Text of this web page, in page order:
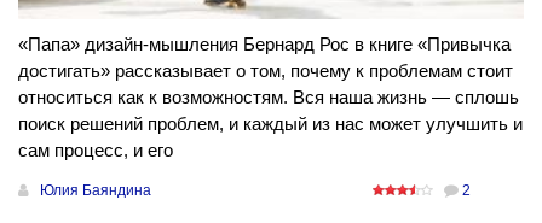
«Папа» дизайн-мышления Бернард Рос в книге «Привычка
достигать» рассказывает о том, почему к проблемам стоит
относиться как к возможностям. Вся наша жизнь — сплошь
поиск решений проблем, и каждый из нас может улучшить и
сам процесс, и его
Юлия Баяндина 2